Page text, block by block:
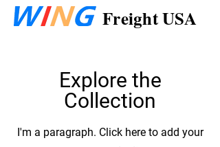
Freight USA
Explore the
Collection
I'm a paragraph. Click here to add your